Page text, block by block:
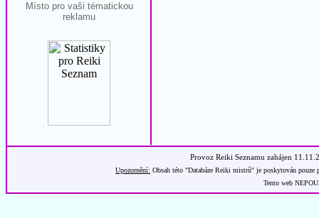
Místo pro vaši tématickou
reklamu
Provoz Reiki Seznamu zahájen
Upozornění: Obsah této "Databáze Reiki mistrů" je poskytován
Tento web